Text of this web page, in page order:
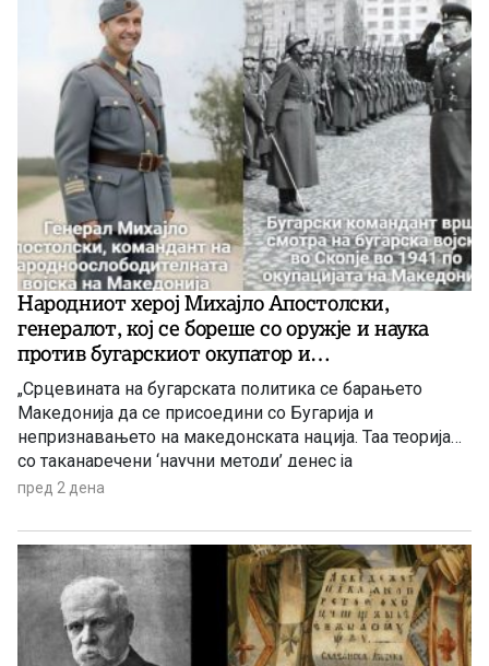
Народниот херој Михајло Апостолски,
генералот, кој се бореше со оружје и наука
против бугарскиот окупатор и
великобугарскиот шовинизам кон Македонија
„Срцевината на бугарската политика се барањето
Македонија да се присоедини со Бугарија и
непризнавањето на македонската нација. Таа теорија
со таканаречени ‘научни методи’ денес ја
разработуваат бугарските историчари. Тие се
односно дека Македонците се Бугари. Тоа е смешно.
Тоа не е историја! Како може некому му да се промени
нацијата со политикантски декрет? Националното
чувство не може да се промени.“ – нагласи генералот
Михајло Апостолски во интервју дадено за
белградскиот часопис „Дуга“ број 261 од 25 февруари
пред 2 дена